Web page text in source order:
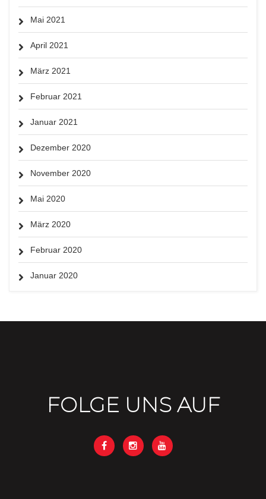
Mai 2021
April 2021
März 2021
Februar 2021
Januar 2021
Dezember 2020
November 2020
Mai 2020
März 2020
Februar 2020
Januar 2020
FOLGE UNS AUF